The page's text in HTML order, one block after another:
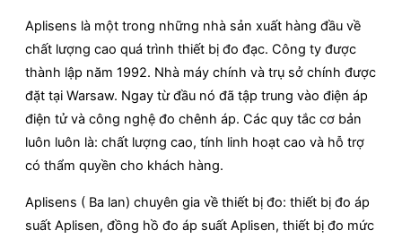
Aplisens là một trong những nhà sản xuất hàng đầu về
chất lượng cao quá trình thiết bị đo đạc. Công ty được
thành lập năm 1992. Nhà máy chính và trụ sở chính được
đặt tại Warsaw. Ngay từ đầu nó đã tập trung vào điện áp
điện tử và công nghệ đo chênh áp. Các quy tắc cơ bản
luôn luôn là: chất lượng cao, tính linh hoạt cao và hỗ trợ
có thẩm quyền cho khách hàng.
Aplisens ( Ba lan) chuyên gia về thiết bị đo: thiết bị đo áp
suất Aplisen, đồng hồ đo áp suất Aplisen, thiết bị đo mức